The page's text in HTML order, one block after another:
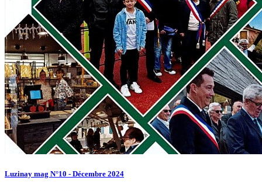
Luzinay mag N°10 - Décembre 2024